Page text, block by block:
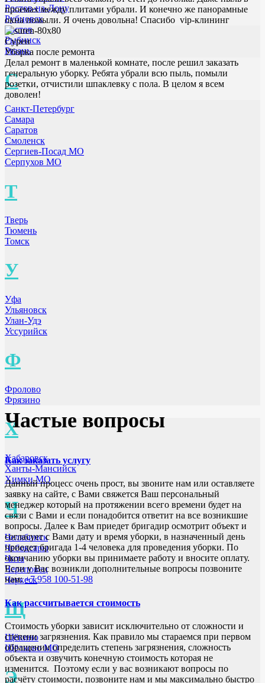
Ростов-на-Дону
Рубцовск
Ростов
Рыбинск
Рязань
С
Санкт-Петербург
Самара
Саратов
Смоленск
Сергиев-Посад МО
Серпухов МО
Т
Тверь
Тюмень
Томск
У
Уфа
Ульяновск
Улан-Удэ
Уссурийск
Ф
Фролово
Фрязино
Х
Хабаровск
Ханты-Мансийск
Химки МО
Ч
Челябинск
Чебоксары
Чита
Череповец
Черкеск
Щ
Щёкино
Щёлково МО
Э
проемах между плитами убрали. И конечно же панорамные
окна помыли. Я очень довольна! Спасибо vip-клининг
Сурен
Уборка после ремонта
Делал ремонт в маленькой комнате, после решил заказать
генеральную уборку. Ребята убрали всю пыль, помыли
розетки, отчистили шпаклевку с пола. В целом я всем
доволен!
Частые вопросы
Как заказать услугу
Данный процесс очень прост, вы звоните нам или оставляете
заявку на сайте, с Вами свяжется Ваш персональный
менеджер который на протяжении всего времени будет на
связи с Вами и если понадобится ответит на все возникшие
вопросы. Далее к Вам приедет бригадир осмотрит объект и
согласует с Вами дату и время уборки, в назначенный день
приедет бригада 1-4 человека для проведения уборки. По
окончанию уборки вы принимаете работу и вносите оплату.
Если у Вас возникли дополнительные вопросы позвоните
нам:+7 958 100-51-98
Как рассчитывается стоимость
Стоимость уборки зависит исключительно от сложности и
степени загрязнения. Как правило мы стараемся при первом
обращении определить степень загрязнения, сложность
объекта и озвучить конечную стоимость которая не
изменится. Поэтому если у вас возникают вопросы по
расчёту стоимости, позвоните нам и мы максимально быстро